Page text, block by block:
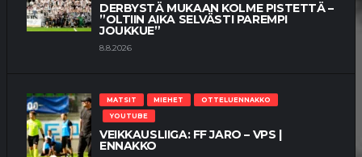
DERBYSTÄ MUKAAN KOLME PISTETTÄ –
”OLTIIN AIKA SELVÄSTI PAREMPI
JOUKKUE”
8.8.2026
MATSIT MIEHET
OTTELUENNAKKO
YOUTUBE
VEIKKAUSLIIGA: FF JARO – VPS |
ENNAKKO